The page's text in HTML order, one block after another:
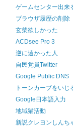
ゲームセンター出来
ブラウザ履歴の削除
玄柴欲しかった
ACDsee Pro 3
逆に遠かった人
自民党員Twitter
Google Public DNS
トーンカーブをいじ
Google日本語入力
地域猫活動
新説クレヨンしんち